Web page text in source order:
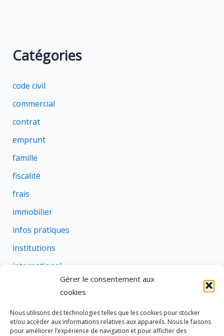
Gérer le consentement aux
cookies
Nous utilisons des technologies telles que les cookies pour stocker
et/ou accéder aux informations relatives aux appareils. Nous le faisons
pour améliorer l’expérience de navigation et pour afficher des
Catégories
code civil
commercial
contrat
emprunt
famille
fiscalité
frais
immobilier
infos pratiques
institutions
international
rural